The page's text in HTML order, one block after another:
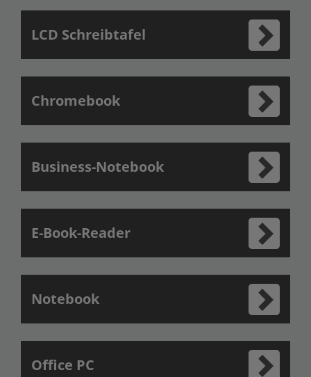
LCD Schreibtafel
Chromebook
Business-Notebook
E-Book-Reader
Notebook
Office PC